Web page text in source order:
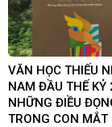
VĂN HỌC THIẾU
NAM ĐẦU THẾ KỶ
NHỮNG ĐIỀU
TRONG CON MẮT